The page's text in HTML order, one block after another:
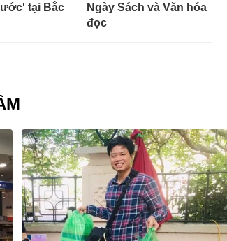
tại Bắc
Ngày Sách và Văn hóa
đọc